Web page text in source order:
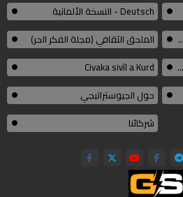
Deutsch - النسخة الألمانية
الملحق الثقافي (مجلة الفكر الحر)
Civaka sivîl a Kurd
حول الجيوستراتيجي
شركائنا